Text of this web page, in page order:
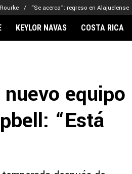
“Se acerca”: regreso en Alajuelense
Alajuelense
Comunicaciones
Noticias
Barcelona
Real Madrid
KEYLOR NAVAS COSTA RICA
equipo
“Está